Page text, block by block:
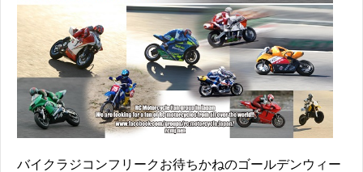
バイクラジコンフリークお待ちかねのゴールデンウィー